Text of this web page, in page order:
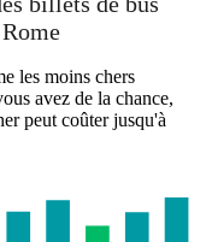
les moins chers
avez de la chance,
peut coûter jusqu'à